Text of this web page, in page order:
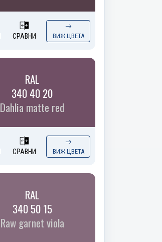
СРАВНИ ВИЖ ЦВЕТА
RAL
340 40 20
Dahlia matte red
СРАВНИ ВИЖ ЦВЕТА
RAL
340 50 15
Raw garnet viola